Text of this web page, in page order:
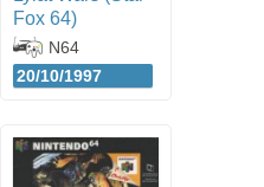
Fox 64)
N64
20/10/1997